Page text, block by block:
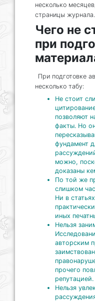
несколько
страницы журнала.
Чего не
при
При подготовке
несколько табу:
Не стоит
позволяют
факты. Но
фундамент
можно,
доказаны
По той же
слишком
Ни в
иных
Нельзя
авторским
прочего
репутацией.
Нельзя